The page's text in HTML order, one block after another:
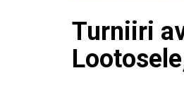
Turniiri